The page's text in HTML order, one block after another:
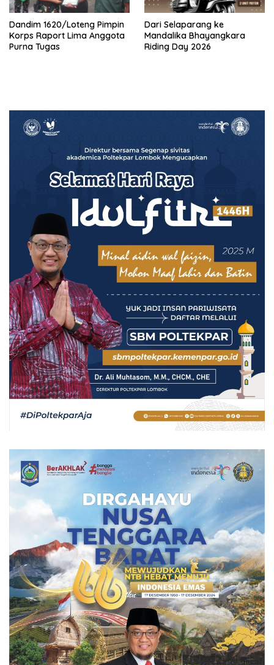
Dandim 1620/Loteng Pimpin
Korps Raport Lima Anggota
Purna Tugas
‎Dari Selaparang ke
Mandalika Bhayangkara
Riding Day 2026